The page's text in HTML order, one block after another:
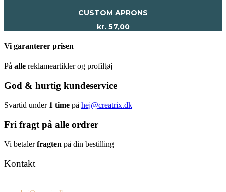
CUSTOM APRONS
kr.57,00
Vi garanterer prisen
På alle reklameartikler og profiltøj
God & hurtig kundeservice
Svartid under 1 time på hej@creatrix.dk
Fri fragt på alle ordrer
Vi betalerfragten på din bestilling
Kontakt